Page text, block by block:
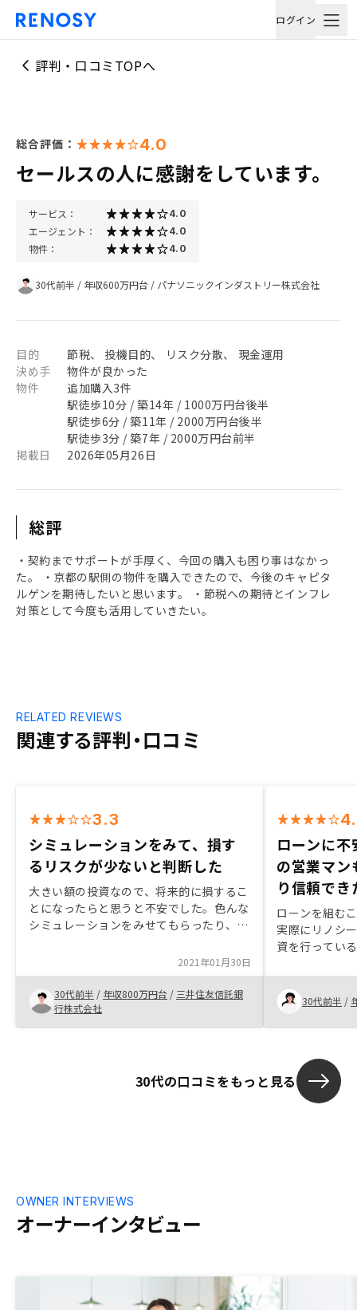
ログイン
評判・口コミTOPへ
総合評価： 4.0
セールスの人に感謝をしています。
サービス： 4.0
エージェント： 4.0
物件： 4.0
30代前半 / 年収600万円台 / パナソニックインダストリー株式会社
目的
節税、 投機目的、 リスク分散、 現金運用
決め手
物件が良かった
物件
追加購入3件
駅徒歩10分 / 築14年 / 1000万円台後半
駅徒歩6分 / 築11年 / 2000万円台後半
駅徒歩3分 / 築7年 / 2000万円台前半
掲載日
2026年05月26日
総評
・契約までサポートが手厚く、今回の購入も困り事はなかっ
た。 ・京都の駅側の物件を購入できたので、今後のキャピタ
ルゲンを期待したいと思います。 ・節税への期待とインフレ
対策として今度も活用していきたい。
関連する評判・口コミ
RELATED REVIEWS
3.3
シミュレーションをみて、損す
るリスクが少ないと判断した
大きい額の投資なので、将来的に損するこ
とになったらと思うと不安でした。色んな
シミュレーションをみせてもらったり、
だくことで、損をするリスクは低いと判断
し進めました。これがいいという型だけで
なく、お客さんの意見に合わせた投資もで
きるようにして欲しい
2021年01月30日
30代前半 / 年収800万円台 / 三井住友信託銀
行株式会社
ローンに
の営業マン
り信頼でき
ローンを組む
実際にリノシ
資を行ってい
らいました。
（保険内容を
きるよう、内
良くなると思
30代前半 /
30代の口コミをもっと見る
オーナーインタビュー
OWNER INTERVIEWS